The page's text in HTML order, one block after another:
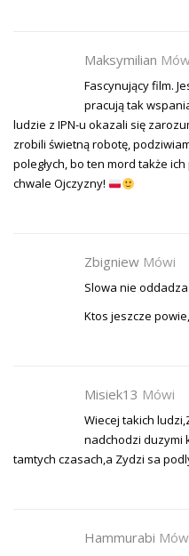
Maksymilian
Fascynujący film.
pracują tak
ludzie z IPN-u okazali się
zrobili świetną robotę,
poległych, bo ten mord także
chwale Ojczyzny!
Zbigniew Mówi
Slowa nie
Ktos jeszcze
Misiek13 Mówi
Wiecej takich
nadchodzi duzymi
tamtych czasach,a Zydzi sa
Hammurabi